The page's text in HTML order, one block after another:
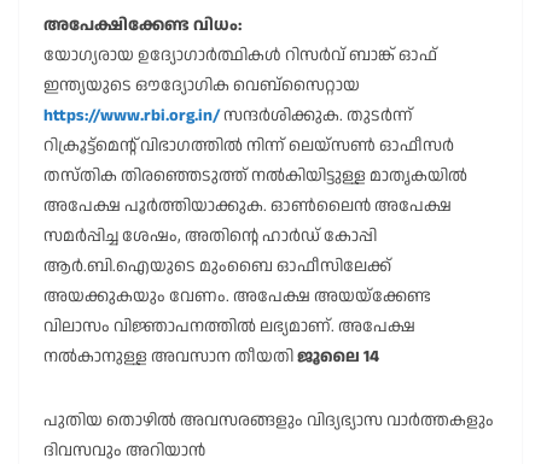
അപേക്ഷിക്കേണ്ട വിധം:
യോഗ്യരായ ഉദ്യോഗാർത്ഥികൾ റിസർവ് ബാങ്ക് ഓഫ്
ഇന്ത്യയുടെ ഔദ്യോഗിക വെബ്സൈറ്റായ
https://www.rbi.org.in/സന്ദർശിക്കുക. തുടർന്ന്
റിക്രൂട്ട്മെൻ്റ് വിഭാഗത്തിൽ നിന്ന് ലെയ്സൺ ഓഫീസർ
തസ്തിക തിരഞ്ഞെടുത്ത് നൽകിയിട്ടുള്ള മാതൃകയിൽ
അപേക്ഷ പൂർത്തിയാക്കുക. ഓൺലൈൻ അപേക്ഷ
സമർപ്പിച്ച ശേഷം, അതിൻ്റെ ഹാർഡ് കോപ്പി
ആർ.ബി.ഐയുടെ മുംബൈ ഓഫീസിലേക്ക്
അയക്കുകയും വേണം. അപേക്ഷ അയയ്ക്കേണ്ട
വിലാസം വിജ്ഞാപനത്തിൽ ലഭ്യമാണ്. അപേക്ഷ
നൽകാനുള്ള അവസാന തീയതിജൂലൈ 14
പുതിയ തൊഴിൽ അവസരങ്ങളും വിദ്യഭ്യാസ വാർത്തകളും
ദിവസവും അറിയാൻ